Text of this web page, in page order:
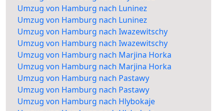
Umzug von Hamburg nach Luninez
Umzug von Hamburg nach Luninez
Umzug von Hamburg nach Iwazewitschy
Umzug von Hamburg nach Iwazewitschy
Umzug von Hamburg nach Marjina Horka
Umzug von Hamburg nach Marjina Horka
Umzug von Hamburg nach Pastawy
Umzug von Hamburg nach Pastawy
Umzug von Hamburg nach Hlybokaje